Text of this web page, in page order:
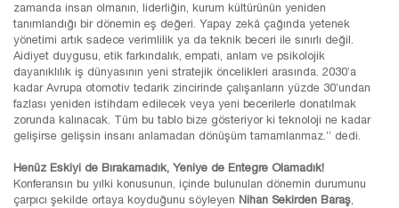
zamanda insan olmanın, liderliğin, kurum kültürünün yeniden
tanımlandığı bir dönemin eş değeri. Yapay zekâ çağında yetenek
yönetimi artık sadece verimlilik ya da teknik beceri ile sınırlı değil.
Aidiyet duygusu, etik farkındalık, empati, anlam ve psikolojik
dayanıklılık iş dünyasının yeni stratejik öncelikleri arasında. 2030’a
kadar Avrupa otomotiv tedarik zincirinde çalışanların yüzde 30’undan
fazlası yeniden istihdam edilecek veya yeni becerilerle donatılmak
zorunda kalınacak. Tüm bu tablo bize gösteriyor ki teknoloji ne kadar
gelişirse gelişsin insanı anlamadan dönüşüm tamamlanmaz.” dedi.
Henüz Eskiyi de Bırakamadık, Yeniye de Entegre Olamadık!
Konferansın bu yılki konusunun, içinde bulunulan dönemin durumunu
çarpıcı şekilde ortaya koyduğunu söyleyen Nihan Sekirden Baraş,